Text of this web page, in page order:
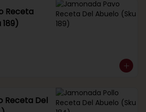
Receta
Receta Del